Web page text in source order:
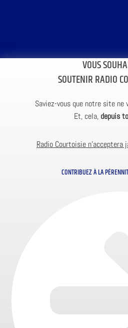
VOUS
SOUTENIR RADIO
Saviez-vous que notre site ne
Et, cela, depuis
Radio Courtoisie
CONTRIBUEZ À LA